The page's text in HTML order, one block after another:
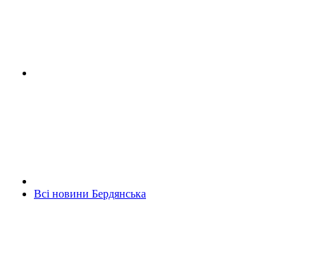
Всі новини Бердянська